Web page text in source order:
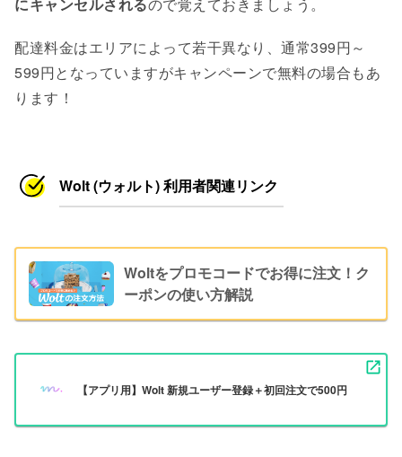
配達料金はエリアによって若干異なり、通常399円～
599円となっていますがキャンペーンで無料の場合もあ
ります！
Wolt (ウォルト) 利用者関連リンク
Woltをプロモコードでお得に注文！ク
ーポンの使い方解説
【アプリ用】Wolt 新規ユーザー登録＋初回注文で500円